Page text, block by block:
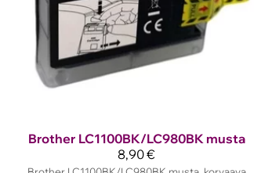
Brother LC1100BK/LC980BK musta
8,90 €